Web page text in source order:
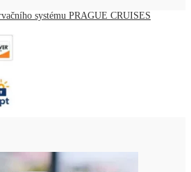
systému PRAGUE CRUISES